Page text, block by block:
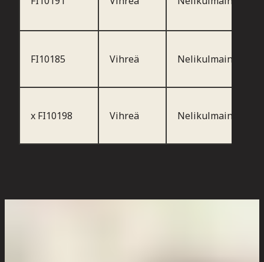
FI10185 Vihreä Nelikulmainen
x FI10198 Vihreä Nelikulmainen